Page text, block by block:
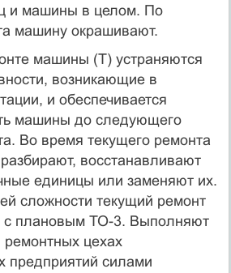
и машины в целом. По
машину окрашивают.
машины (Т) устраняются
возникающие в
и обеспечивается
машины до следующего
Во время текущего ремонта
восстанавливают
единицы или заменяют их.
сложности текущий ремонт
с плановым ТО-3. Выполняют
цехах
предприятий силами